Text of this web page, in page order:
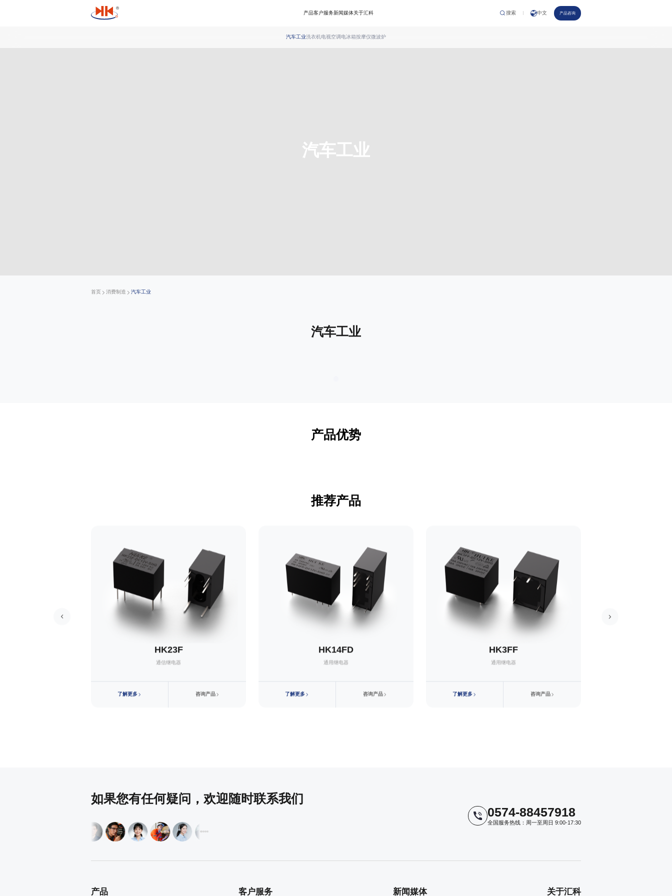
产品客户服务新闻媒体关于汇科 搜索 中文 产品咨询
汽车工业洗衣机电视空调电冰箱按摩仪微波炉
汽车工业
首页 消费制造 汽车工业
汽车工业
产品优势
推荐产品
HK23F
通信继电器
了解更多 咨询产品
HK14FD
通用继电器
了解更多 咨询产品
HK3FF
通用继电器
了解更多 咨询产品
如果您有任何疑问，欢迎随时联系我们
0574-88457918
全国服务热线：周一至周日 9:00-17:30
产品 客户服务 新闻媒体 关于汇科